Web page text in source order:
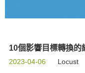
10個影響目標轉換的
2023-04-06 Locust